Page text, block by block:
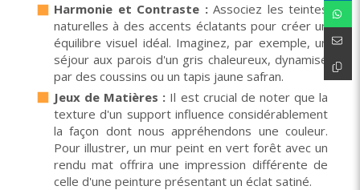
Harmonie et Contraste :Associez les teintes
naturelles à des accents éclatants pour créer un
équilibre visuel idéal. Imaginez, par exemple, un
séjour aux parois d'un gris chaleureux, dynamisé
par des coussins ou un tapis jaune safran.
Jeux de Matières : Il est crucial de noter que la
texture d'un support influence considérablement
la façon dont nous appréhendons une couleur.
Pour illustrer, un mur peint en vert forêt avec un
rendu mat offrira une impression différente de
celle d'une peinture présentant un éclat satiné.